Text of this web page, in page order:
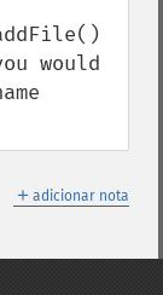
would
＋ adicionar nota